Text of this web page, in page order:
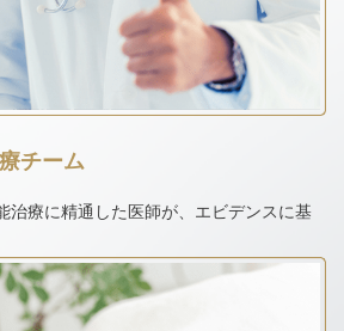
チーム
治療に精通した医師が、エビデンスに基